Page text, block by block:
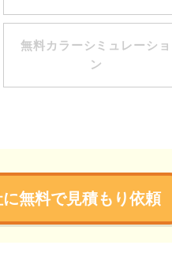
無料カラーシミュレーショ
ン
無料で見積もり依頼